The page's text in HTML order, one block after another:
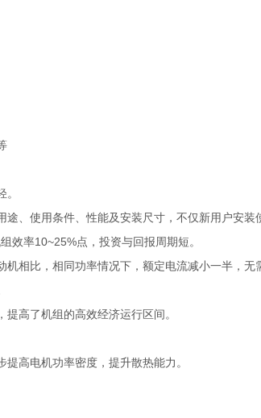
、使用条件、性能及安装尺寸，不仅新用户安
效率10~25%点，投资与回报周期短。
相比，相同功率情况下，额定电流减小一半，无
高了机组的高效经济运行区间。
高电机功率密度，提升散热能力。